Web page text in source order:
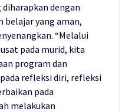
dengan
belajar yang aman,
“Melalui
pada murid, kita
program dan
refleksi diri, refleksi
pada
melakukan